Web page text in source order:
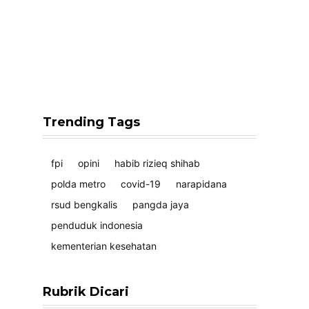
Trending Tags
fpi opini
habib rizieq shihab
polda metro
covid-19
narapidana
rsud bengkalis
pangda jaya
penduduk indonesia
kementerian kesehatan
Rubrik Dicari